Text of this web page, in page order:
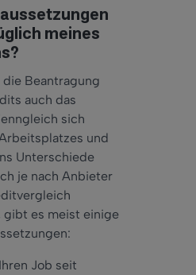
meines
Beantragung
auch das
sich
und
Unterschiede
je nach Anbieter
gibt es meist einige
Job seit